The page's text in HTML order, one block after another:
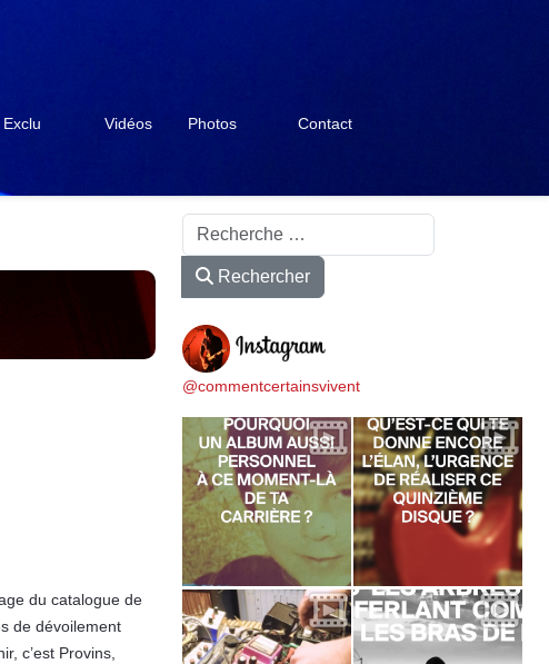
Exclu Vidéos Photos Contact
du catalogue de
de dévoilement
c’est Provins,
Rechercher
Rechercher
@commentcertainsvivent